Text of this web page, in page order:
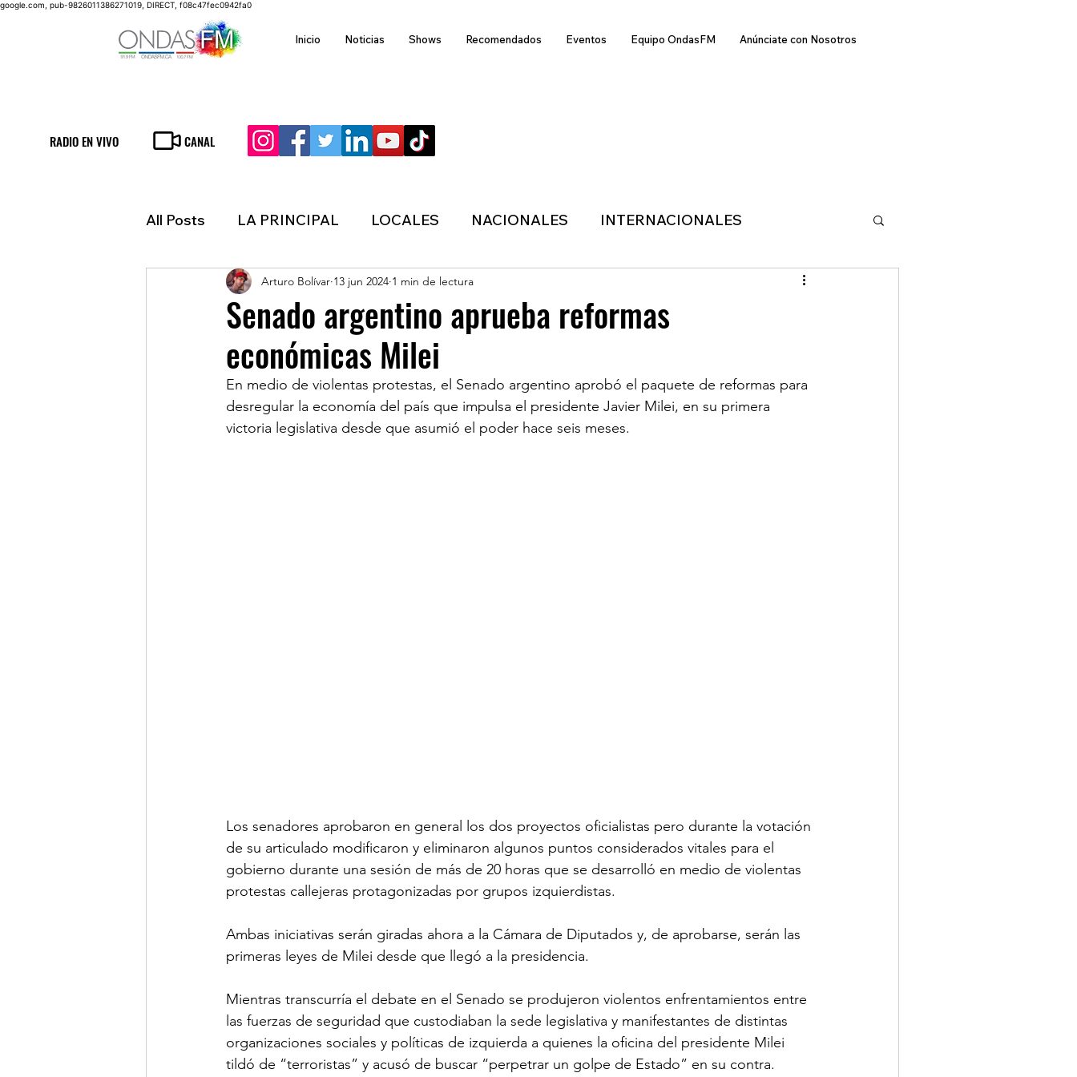
google.com, pub-9826011386271019, DIRECT, f08c47fec0942fa0
Inicio Noticias Shows Recomendados Eventos Equipo OndasFM Anúnciate con Nosotros
RADIO EN VIVO CANAL
All Posts LA PRINCIPAL LOCALES NACIONALES INTERNACIONALES
ESPECTACULOS FINANZAS ECONÓMICA TECNOLOGIA
LATINOAMERICA INMIGRACION
LINKS DE INTERES RECOMENDADO DE LA SEMANA REDES 20 MINUTOS
Senado argentino aprueba reformas
económicas Milei
Arturo Bolívar 13 jun 2024 1 min de lectura
En medio de violentas protestas, el Senado argentino aprobó el paquete de reformas para
desregular la economía del país que impulsa el presidente Javier Milei, en su primera
victoria legislativa desde que asumió el poder hace seis meses.
Los senadores aprobaron en general los dos proyectos oficialistas pero durante la votación
de su articulado modificaron y eliminaron algunos puntos considerados vitales para el
gobierno durante una sesión de más de 20 horas que se desarrolló en medio de violentas
protestas callejeras protagonizadas por grupos izquierdistas.
Ambas iniciativas serán giradas ahora a la Cámara de Diputados y, de aprobarse, serán las
primeras leyes de Milei desde que llegó a la presidencia.
Mientras transcurría el debate en el Senado se produjeron violentos enfrentamientos entre
las fuerzas de seguridad que custodiaban la sede legislativa y manifestantes de distintas
organizaciones sociales y políticas de izquierda a quienes la oficina del presidente Milei
tildó de “terroristas” y acusó de buscar “perpetrar un golpe de Estado” en su contra.